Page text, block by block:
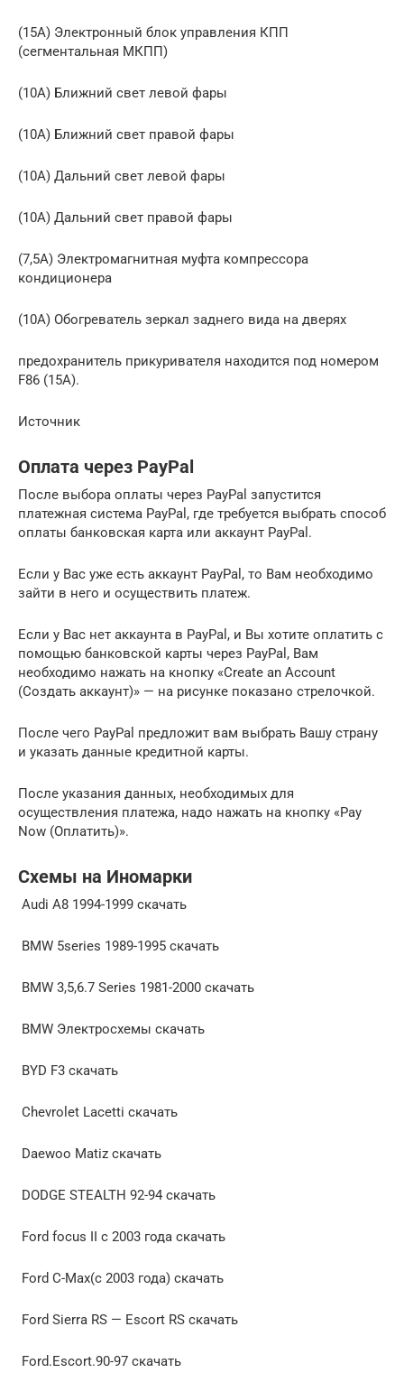
(15A) Электронный блок управления КПП
(сегментальная МКПП)
(10A) Ближний свет левой фары
(10A) Ближний свет правой фары
(10A) Дальний свет левой фары
(10A) Дальний свет правой фары
(7,5A) Электромагнитная муфта компрессора
кондиционера
(10A) Обогреватель зеркал заднего вида на дверях
предохранитель прикуривателя находится под номером
F86 (15A).
Источник
Оплата через PayPal
После выбора оплаты через PayPal запустится
платежная система PayPal, где требуется выбрать способ
оплаты банковская карта или аккаунт PayPal.
Если у Вас уже есть аккаунт PayPal, то Вам необходимо
зайти в него и осуществить платеж.
Если у Вас нет аккаунта в PayPal, и Вы хотите оплатить с
помощью банковской карты через PayPal, Вам
необходимо нажать на кнопку «Create an Account
(Создать аккаунт)» — на рисунке показано стрелочкой.
После чего PayPal предложит вам выбрать Вашу страну
и указать данные кредитной карты.
После указания данных, необходимых для
осуществления платежа, надо нажать на кнопку «Pay
Now (Оплатить)».
Схемы на Иномарки
Audi A8 1994-1999 скачать
BMW 5series 1989-1995 скачать
BMW 3,5,6.7 Series 1981-2000 скачать
BMW Электросхемы скачать
BYD F3 скачать
Chevrolet Lacetti скачать
Daewoo Matiz скачать
DODGE STEALTH 92-94 скачать
Ford focus II с 2003 года скачать
Ford C-Max(с 2003 года) скачать
Ford Sierra RS — Escort RS скачать
Ford.Escort.90-97 скачать